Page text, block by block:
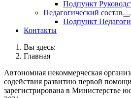
Подпункт
Педагогический состав
Подпункт
Контакты
Вы здесь:
Главная
Автономная некоммерческая
содействия развитию первой
зарегистрирована в Министерстве